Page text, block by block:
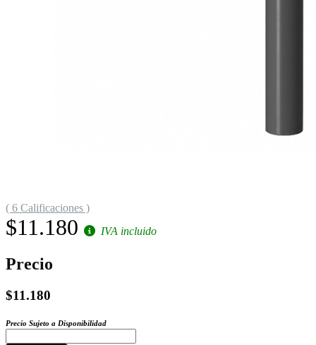
( 6 Calificaciones )
$11.180 IVA incluido
Precio
$11.180
Precio Sujeto a Disponibilidad